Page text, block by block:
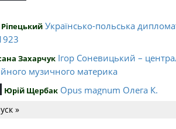
Українсько-польська
Захарчук Ігор Соневицький –
музичного материка
Юрій Щербак Opus magnum Олега К.
»